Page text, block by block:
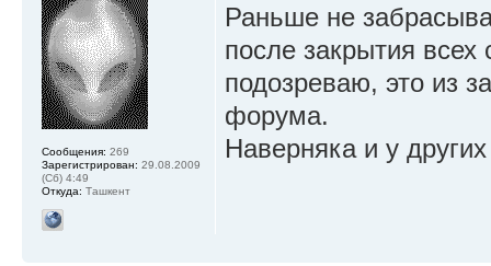
Сообщения: 269
Зарегистрирован: 29.08.2009
(Сб) 4:49
Откуда: Ташкент
Раньше не
после закрытия всех
подозреваю, это из
форума.
Наверняка и у